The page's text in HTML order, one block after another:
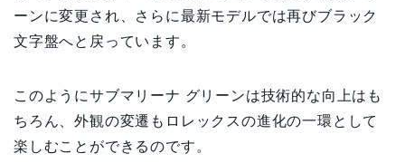
ーンに変更され、さらに最新モデルでは再びブラック
文字盤へと戻っています。
このようにサブマリーナ グリーンは技術的な向上はも
ちろん、外観の変遷もロレックスの進化の一環として
楽しむことができるのです。